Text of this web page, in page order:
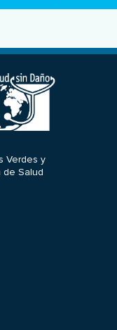
Verdes y
de Salud